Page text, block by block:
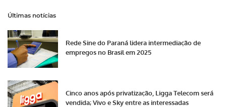
Últimas notícias
Rede Sine do Paraná lidera intermediação de
empregos no Brasil em 2025
Cinco anos após privatização, Ligga Telecom será
vendida; Vivo e Sky entre as interessadas